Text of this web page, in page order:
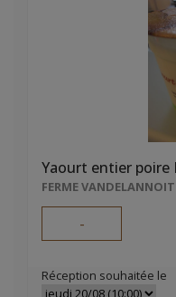
Yaourt entier poire
FERME
-
Réception souhaitée le